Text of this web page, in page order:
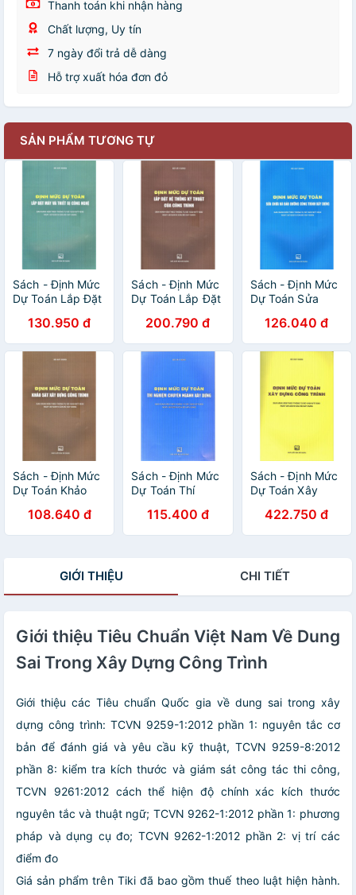
Thanh toán khi nhận hàng
Chất lượng, Uy tín
7 ngày đổi trả dễ dàng
Hỗ trợ xuất hóa đơn đỏ
SẢN PHẨM TƯƠNG TỰ
Sách - Định Mức
Dự Toán Lắp Đặt
Công Nghệ
130.950 đ
Sách - Định Mức
Dự Toán Lắp Đặt
Thuật Của Công
Trình
200.790 đ
Sách - Định Mức
Dự Toán Sửa
Dưỡng Công
Trình Xây Dựng
126.040 đ
Sách - Định Mức
Dự Toán Khảo
Công Trình
108.640 đ
Sách - Định Mức
Dự Toán Thí
Ngành Xây Dựng
115.400 đ
Sách - Định Mức
Dự Toán Xây
422.750 đ
GIỚI THIỆU CHI TIẾT
Giới thiệu Tiêu Chuẩn Việt Nam Về Dung
Sai Trong Xây Dựng Công Trình
Giới thiệu các Tiêu chuẩn Quốc gia về dung sai trong xây
dựng công trình: TCVN 9259-1:2012 phần 1: nguyên tắc cơ
bản để đánh giá và yêu cầu kỹ thuật, TCVN 9259-8:2012
phần 8: kiểm tra kích thước và giám sát công tác thi công,
TCVN 9261:2012 cách thể hiện độ chính xác kích thước
nguyên tắc và thuật ngữ; TCVN 9262-1:2012 phần 1: phương
pháp và dụng cụ đo; TCVN 9262-1:2012 phần 2: vị trí các
điểm đo
Giá sản phẩm trên Tiki đã bao gồm thuế theo luật hiện hành.